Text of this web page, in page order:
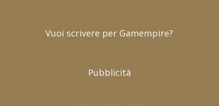
Vuoi scrivere per Gamempire?
Pubblicità